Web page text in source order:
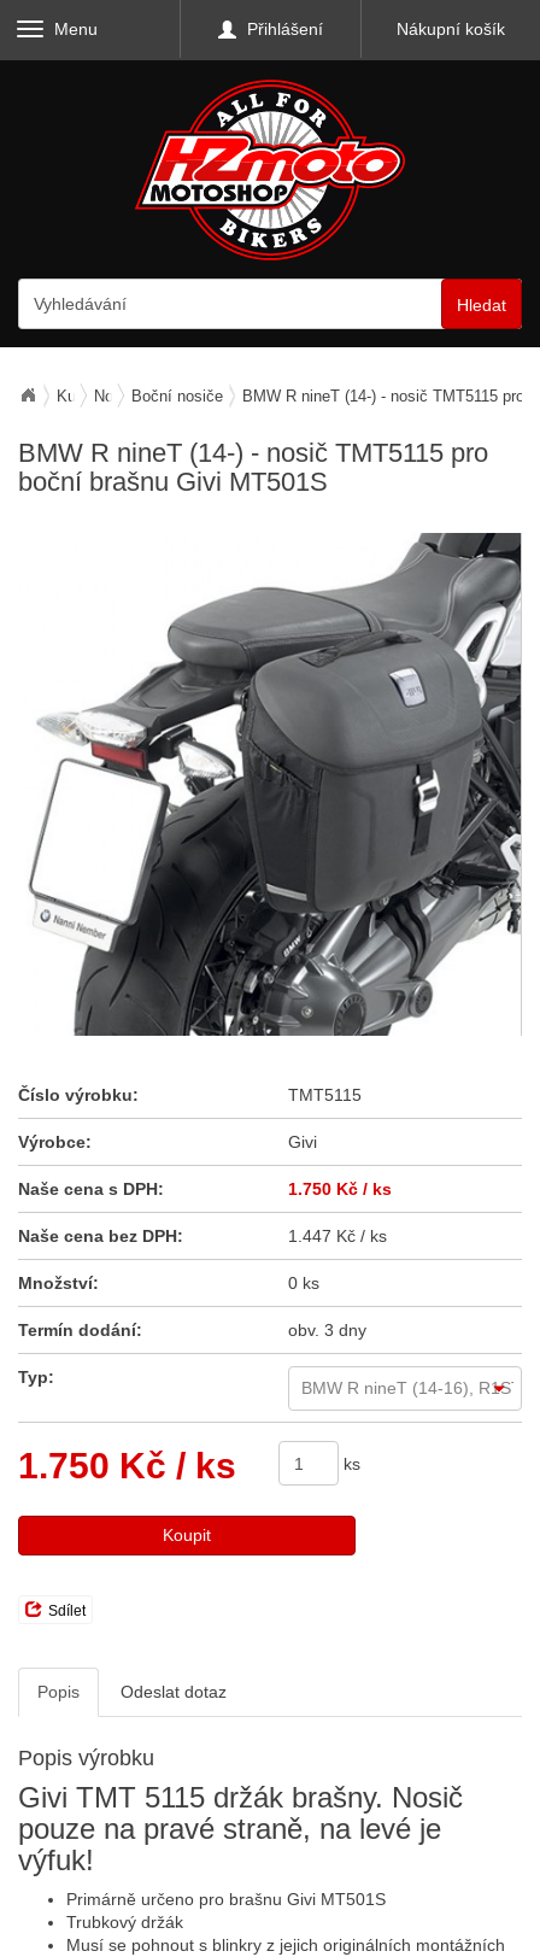
Menu Přihlášení Nákupní košík
Hledat
Kufry, zavazadla, nosiče
Nosiče zavazadel
Boční nosiče BMW R nineT (14-) - nosič TMT5115 pro
BMW R nineT (14-) - nosič TMT5115 pro
boční brašnu Givi MT501S
Číslo výrobku: TMT5115
Výrobce: Givi
Naše cena s DPH: 1.750 Kč / ks
Naše cena bez DPH: 1.447 Kč / ks
Množství: 0 ks
Termín dodání: obv. 3 dny
Typ:
1.750 Kč / ks ks
Koupit
Sdílet
Popis Odeslat dotaz
Popis výrobku
Givi TMT 5115 držák brašny. Nosič
pouze na pravé straně, na levé je
výfuk!
Primárně určeno pro brašnu Givi MT501S
Trubkový držák
Musí se pohnout s blinkry z jejich originálních montážních